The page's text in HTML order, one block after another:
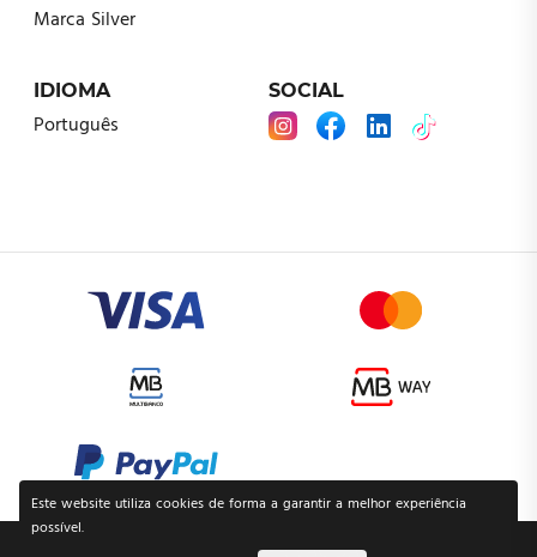
Marca Silver
IDIOMA
Português
SOCIAL
Este website utiliza cookies de forma a garantir a melhor experiência
possível.